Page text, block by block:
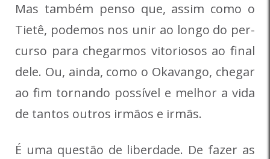
Mas também penso que, assim como o
Tietê, podemos nos unir ao longo do per­
curso para chegarmos vitoriosos ao final
dele. Ou, ainda, como o Okavango, che­gar
ao fim tornando possível e melhor a vida
de tantos outros irmãos e irmãs.
É uma questão de liberdade. De fazer as